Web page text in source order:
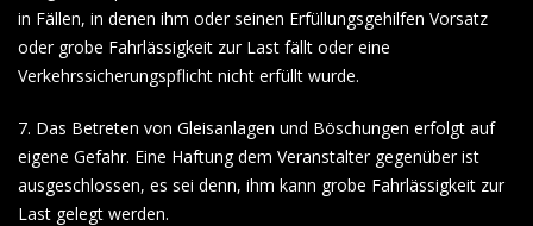
in Fällen, in denen ihm oder seinen Erfüllungsgehilfen Vorsatz
oder grobe Fahrlässigkeit zur Last fällt oder eine
Verkehrssicherungspflicht nicht erfüllt wurde.
7. Das Betreten von Gleisanlagen und Böschungen erfolgt auf
eigene Gefahr. Eine Haftung dem Veranstalter gegenüber ist
ausgeschlossen, es sei denn, ihm kann grobe Fahrlässigkeit zur
Last gelegt werden.